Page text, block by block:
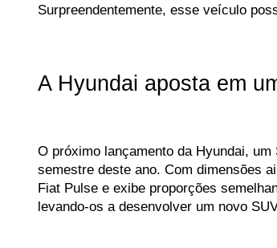
Surpreendentemente, esse veículo
A Hyundai aposta em
O próximo lançamento da Hyundai,
semestre deste ano. Com dimensões
Fiat Pulse e exibe proporções
levando-os a desenvolver um novo